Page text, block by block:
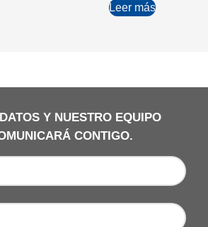
Leer más
Y NUESTRO EQUIPO
CONTIGO.